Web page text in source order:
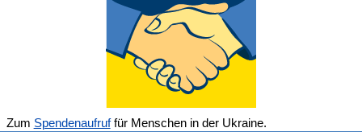
Zum Spendenaufruffür Menschen in der Ukraine.